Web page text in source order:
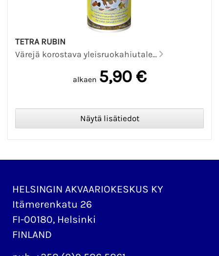
TETRA RUBIN
Värejä korostava yleisruokahiutale...
alkaen 5,90 €
HELSINGIN AKVAARIOKESKUS KY
Itämerenkatu 26
FI-00180, Helsinki
FINLAND